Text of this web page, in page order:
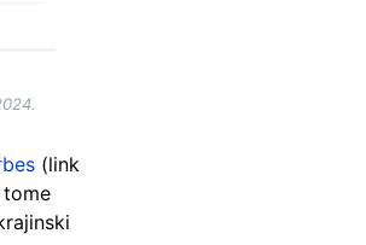
(link